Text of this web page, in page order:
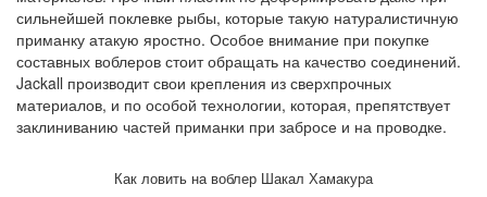
сильнейшей поклевке рыбы, которые такую натуралистичную
приманку атакую яростно. Особое внимание при покупке
составных воблеров стоит обращать на качество соединений.
Jackall производит свои крепления из сверхпрочных
материалов, и по особой технологии, которая, препятствует
заклиниванию частей приманки при забросе и на проводке.
Как ловить на воблер Шакал Хамакура